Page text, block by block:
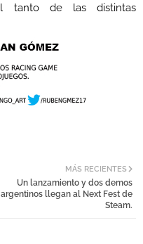
tanto de las distintas
MÁS RECIENTES
Un lanzamiento y dos demos
argentinos llegan al Next Fest de
Steam.